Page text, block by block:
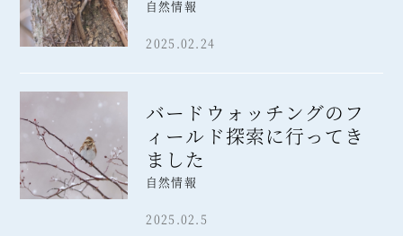
自然情報
2025.02.24
バードウォッチングのフ
ィールド探索に行ってき
ました
自然情報
2025.02.5